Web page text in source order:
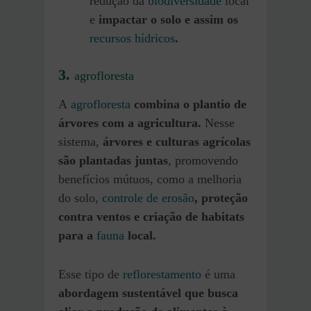
e impactar o solo e assim os
recursos hídricos.
3. agrofloresta
A agrofloresta combina o plantio de
árvores com a agricultura. Nesse
sistema, árvores e culturas agrícolas
são plantadas juntas, promovendo
benefícios mútuos, como a melhoria
do solo, controle de erosão, proteção
contra ventos e criação de habitats
para a fauna local.
Esse tipo de reflorestamento é uma
abordagem sustentável que busca